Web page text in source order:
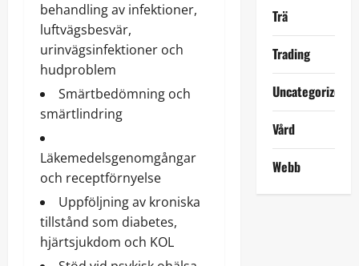
behandling av infektioner,
luftvägsbesvär,
urinvägsinfektioner och
hudproblem
Smärtbedömning och
smärtlindring
Läkemedelsgenomgångar
och receptförnyelse
Uppföljning av kroniska
tillstånd som diabetes,
hjärtsjukdom och KOL
Trä
Trading
Uncategorized
Vård
Webb